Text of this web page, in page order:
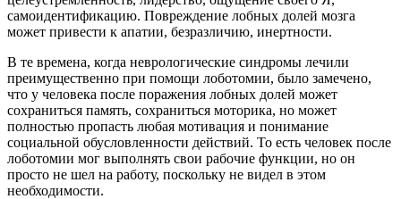
самоидентификацию. Повреждение лобных долей мозга
может привести к апатии, безразличию, инертности.
В те времена, когда неврологические синдромы лечили
преимущественно при помощи лоботомии, было замечено,
что у человека после поражения лобных долей может
сохраниться память, сохраниться моторика, но может
полностью пропасть любая мотивация и понимание
социальной обусловленности действий. То есть человек после
лоботомии мог выполнять свои рабочие функции, но он
просто не шел на работу, поскольку не видел в этом
необходимости.